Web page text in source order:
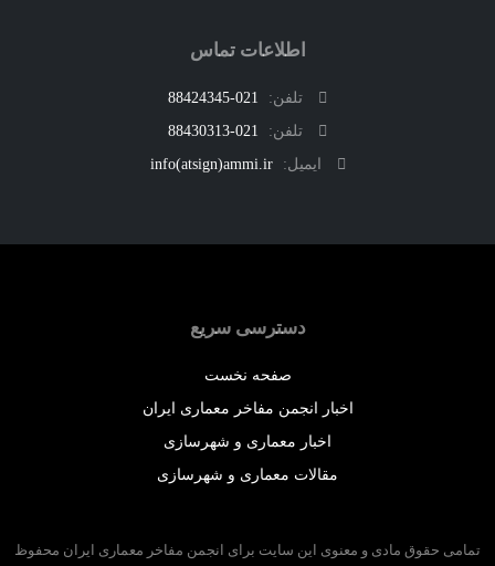
اطلاعات تماس
تلفن:
021-88424345
تلفن:
021-88430313
ایمیل:
info(atsign)ammi.ir
دسترسی سریع
صفحه نخست
اخبار انجمن مفاخر معماری ایران
اخبار معماری و شهرسازی
مقالات معماری و شهرسازی
حقوق مادی و معنوی این سایت برای انجمن مفاخر معماری ایران محفوظ